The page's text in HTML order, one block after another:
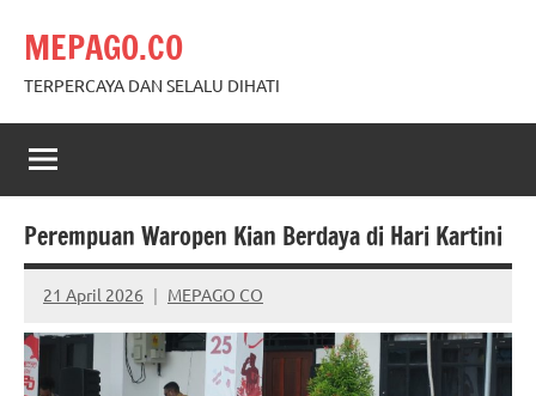
content
MEPAGO.CO
TERPERCAYA DAN SELALU DIHATI
Perempuan Waropen Kian Berdaya di Hari Kartini
21 April 2026 MEPAGO CO
No
comments